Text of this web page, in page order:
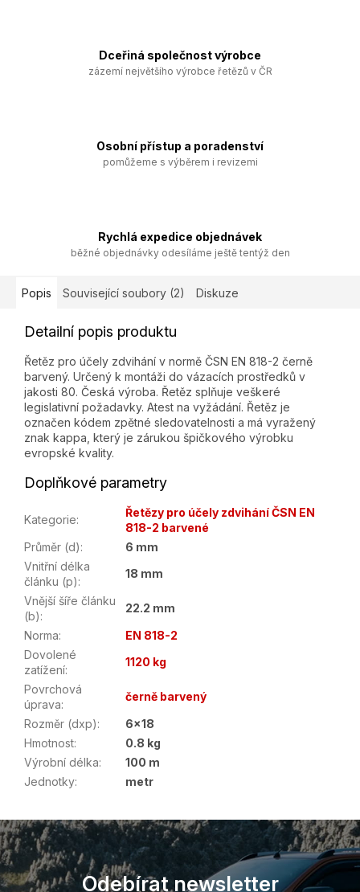
Dceřiná společnost výrobce
zázemí největšího výrobce řetězů v ČR
Osobní přístup a poradenství
pomůžeme s výběrem i revizemi
Rychlá expedice objednávek
běžné objednávky odesíláme ještě tentýž den
Popis Související soubory (2) Diskuze
Detailní popis produktu
Řetěz pro účely zdvihání v normě ČSN EN 818-2 černě
barvený. Určený k montáži do vázacích prostředků v
jakosti 80. Česká výroba. Řetěz splňuje veškeré
legislativní požadavky. Atest na vyžádání. Řetěz je
označen kódem zpětné sledovatelnosti a má vyražený
znak kappa, který je zárukou špičkového výrobku
evropské kvality.
Doplňkové parametry
Kategorie:
Řetězy pro účely zdvihání ČSN EN
818-2 barvené
Průměr (d):
6 mm
Vnitřní délka
článku (p):
18 mm
Vnější šíře článku
(b):
22.2 mm
Norma:
EN 818-2
Dovolené
zatížení:
1120 kg
Povrchová
úprava:
černě barvený
Rozměr (dxp):
6x18
Hmotnost:
0.8 kg
Výrobní délka:
100 m
Jednotky: metr
Z
á
p
a
Odebírat newsletter